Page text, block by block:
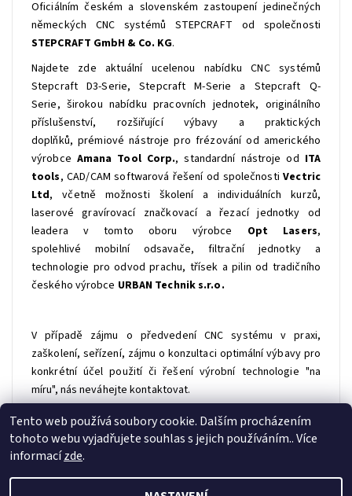
Oficiálním českém a slovenském zastoupení jedinečných
německých CNC systémů STEPCRAFT od společnosti
STEPCRAFT GmbH & Co. KG.
Najdete zde aktuální ucelenou nabídku CNC systémů
Stepcraft D3-Serie, Stepcraft M-Serie a Stepcraft Q-
Serie, širokou nabídku pracovních jednotek, originálního
příslušenství, rozšiřující výbavy a praktických
doplňků,prémiové nástroje pro frézování od amerického
výrobce Amana Tool Corp., standardní nástroje od ITA
tools,CAD/CAM softwarová řešení od společnostiVectric
Ltd, včetně možnosti školení a individuálních kurzů,
laserové gravírovací značkovací a řezací jednotky od
leadera v tomto oboru výrobce Opt Lasers,
spolehlivémobilní odsavače, filtrační jednotky a
technologie pro odvod prachu, třísek a pilin od tradičního
českého výrobce URBAN Technik s.r.o.
V případě zájmu o předvedení CNC systému v praxi,
zaškolení, seřízení, zájmu o konzultaci optimální výbavy pro
konkrétní účel použití či řešení výrobní technologie "na
míru", nás neváhejte kontaktovat.
Tento web používá soubory cookie. Dalším procházením
tohoto webu vyjadřujete souhlas s jejich používáním.. Více
informacízde.